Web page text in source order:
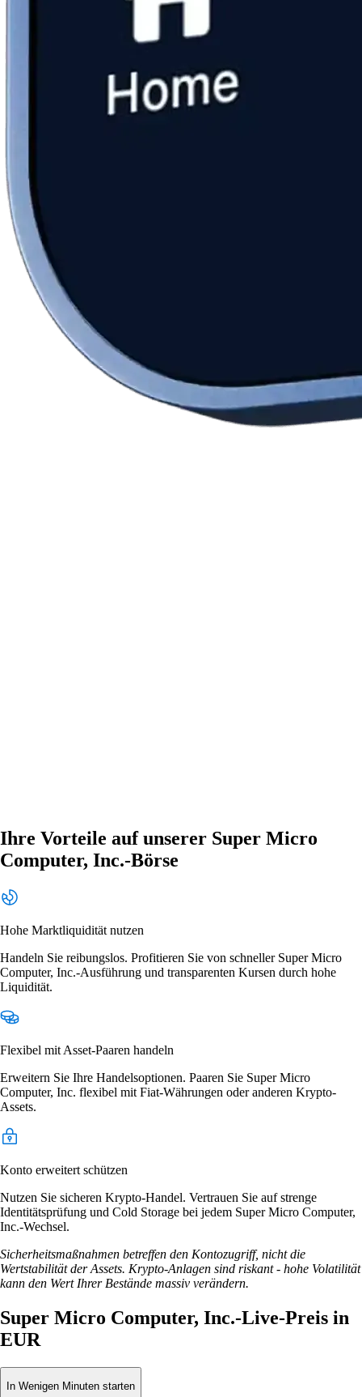
Ihre Vorteile auf unserer Super Micro
Computer, Inc.-Börse
Hohe Marktliquidität nutzen
Handeln Sie reibungslos. Profitieren Sie von schneller Super Micro
Computer, Inc.-Ausführung und transparenten Kursen durch hohe
Liquidität.
Flexibel mit Asset-Paaren handeln
Erweitern Sie Ihre Handelsoptionen. Paaren Sie Super Micro
Computer, Inc. flexibel mit Fiat-Währungen oder anderen Krypto-
Assets.
Konto erweitert schützen
Nutzen Sie sicheren Krypto-Handel. Vertrauen Sie auf strenge
Identitätsprüfung und Cold Storage bei jedem Super Micro Computer,
Inc.-Wechsel.
Sicherheitsmaßnahmen betreffen den Kontozugriff, nicht die
Wertstabilität der Assets. Krypto-Anlagen sind riskant - hohe Volatilität
kann den Wert Ihrer Bestände massiv verändern.
Super Micro Computer, Inc.-Live-Preis in
EUR
In Wenigen Minuten starten